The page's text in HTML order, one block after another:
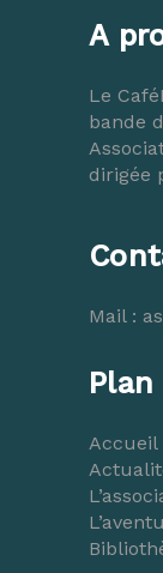
A
Le
bande
dirigée
Mail :
Accueil